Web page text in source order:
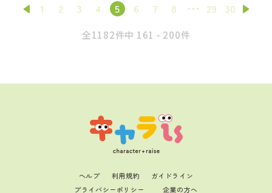
1 2 3 4 5 6 7 8 29 30
全1182件中 161 - 200件
ヘルプ 利用規約
ガイドライン
プライバシーポリシー
企業の方へ